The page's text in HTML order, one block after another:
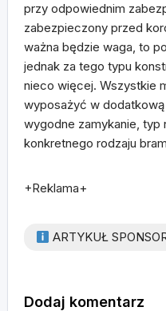
przy odpowiednim
zabezpieczony przed
ważna będzie waga, to
jednak za tego typu
nieco więcej. Wszystkie
wyposażyć w
wygodne zamykanie, typ
konkretnego rodzaju
+Reklama+
ARTYKUŁ
Dodaj komentarz